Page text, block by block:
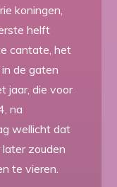
koningen,
helft
cantate, het
de gaten
jaar, die voor
na
wellicht dat
zouden
te vieren.